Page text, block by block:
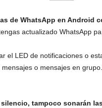
de WhatsApp en Android
actualizado WhatsApp
el LED de notificaciones o
o mensajes en
tampoco sonarán